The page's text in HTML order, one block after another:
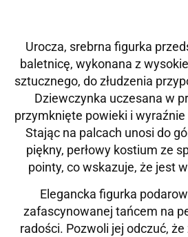
Urocza, srebrna figurka
baletnicę, wykonana z
sztucznego, do złudzenia
Dziewczynka uczesana w
przymknięte powieki i wyraźnie
Stając na palcach unosi do
piękny, perłowy kostium ze
pointy, co wskazuje, że jest
Elegancka figurka
zafascynowanej tańcem na
radości. Pozwoli jej odczuć,